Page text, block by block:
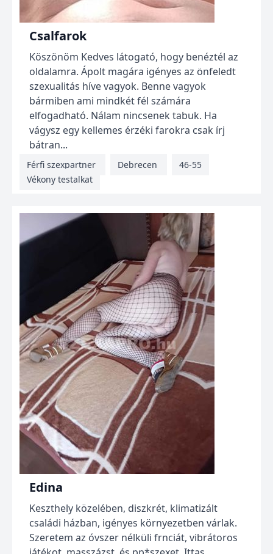
Csalfarok
Köszönöm Kedves látogató, hogy benéztél az
oldalamra. Ápolt magára igényes az önfeledt
szexualitás híve vagyok. Benne vagyok
bármiben ami mindkét fél számára
elfogadható. Nálam nincsenek tabuk. Ha
vágysz egy kellemes érzéki farokra csak írj
bátran...
Férfi szexpartner Debrecen
46-55
Vékony testalkat
Edina
Keszthely közelében, diszkrét, klimatizált
családi házban, igényes környezetben várlak.
Szeretem az óvszer nélküli frnciát, vibrátoros